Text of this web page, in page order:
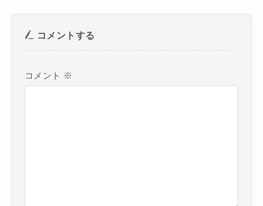
コメントする
コメント ※